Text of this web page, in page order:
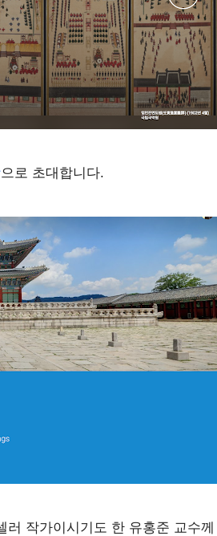
으로 초대합니다.
러 작가이시기도 한 유홍준 교수께